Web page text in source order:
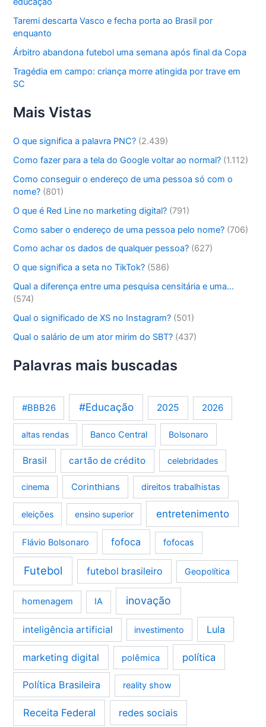
Taremi descarta Vasco e fecha porta ao Brasil por
enquanto
Árbitro abandona futebol uma semana após final da Copa
Tragédia em campo: criança morre atingida por trave em
SC
Mais Vistas
O que significa a palavra PNC? (2.439)
Como fazer para a tela do Google voltar ao normal? (1.112)
Como conseguir o endereço de uma pessoa só com o
nome? (801)
O que é Red Line no marketing digital? (791)
Como saber o endereço de uma pessoa pelo nome? (706)
Como achar os dados de qualquer pessoa? (627)
O que significa a seta no TikTok? (586)
Qual a diferença entre uma pesquisa censitária e uma…
(574)
Qual o significado de XS no Instagram? (501)
Qual o salário de um ator mirim do SBT? (437)
Palavras mais buscadas
#BBB26 #Educação 2025 2026
altas rendas Banco Central Bolsonaro
Brasil cartão de crédito celebridades
cinema Corinthians direitos trabalhistas
eleições ensino superior entretenimento
Flávio Bolsonaro fofoca fofocas
Futebol futebol brasileiro Geopolítica
homenagem IA inovação
inteligência artificial investimento Lula
marketing digital polêmica política
Política Brasileira reality show
Receita Federal redes sociais